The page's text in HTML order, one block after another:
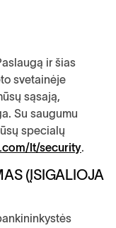
ir šias
svetainėje
sąsają,
Su saugumu
specialų
lt/security.
(ĮSIGALIOJA